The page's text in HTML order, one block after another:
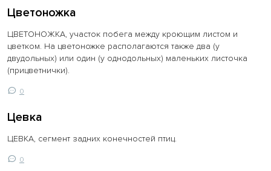
Цветоножка
ЦВЕТОНОЖКА, участок побега между кроющим листом и
цветком. На цветоножке располагаются также два (у
двудольных) или один (у однодольных) маленьких листочка
(прицветнички).
0
Цевка
ЦЕВКА, сегмент задних конечностей птиц.
0